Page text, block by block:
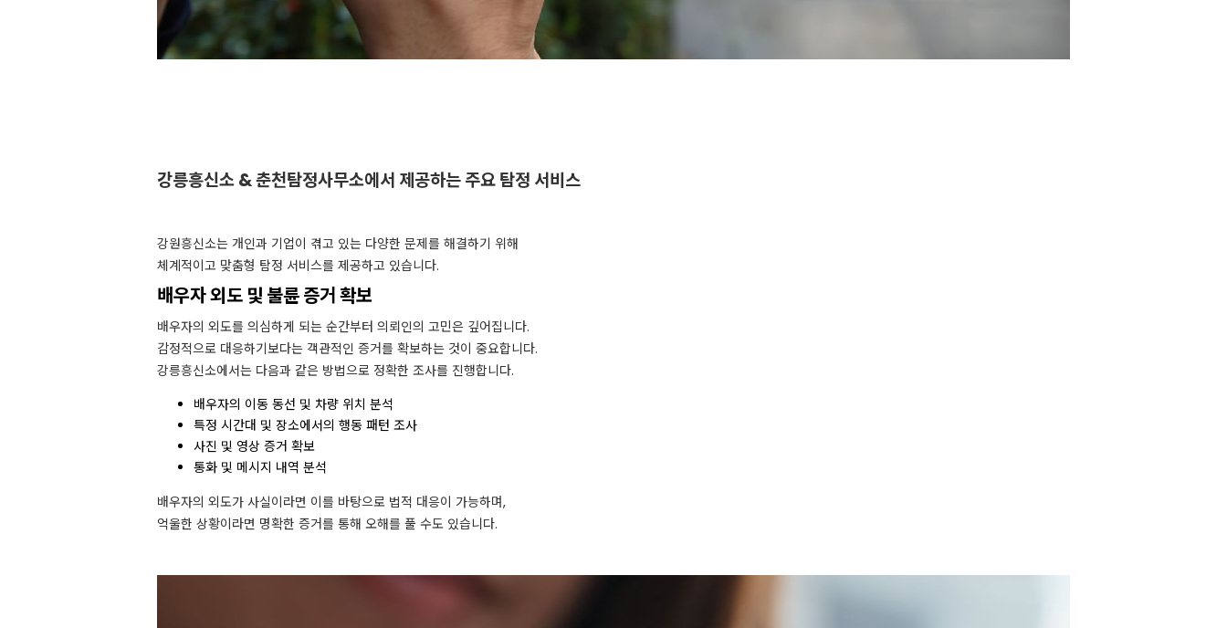
강릉흥신소 & 춘천탐정사무소에서 제공하는 주요 탐정 서비스
강원흥신소는 개인과 기업이 겪고 있는 다양한 문제를 해결하기 위해
체계적이고 맞춤형 탐정 서비스를 제공하고 있습니다.
배우자 외도 및 불륜 증거 확보
배우자의 외도를 의심하게 되는 순간부터 의뢰인의 고민은 깊어집니다.
감정적으로 대응하기보다는 객관적인 증거를 확보하는 것이 중요합니다.
강릉흥신소에서는 다음과 같은 방법으로 정확한 조사를 진행합니다.
배우자의 이동 동선 및 차량 위치 분석
특정 시간대 및 장소에서의 행동 패턴 조사
사진 및 영상 증거 확보
통화 및 메시지 내역 분석
배우자의 외도가 사실이라면 이를 바탕으로 법적 대응이 가능하며,
억울한 상황이라면 명확한 증거를 통해 오해를 풀 수도 있습니다.